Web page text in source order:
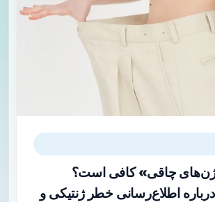
«ژن‌های چاقی» کافی است؟
درباره اطلاع‌رسانی خطر ژنتیکی و